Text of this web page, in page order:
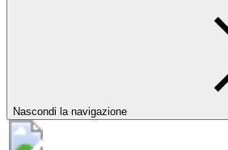
Nascondi la navigazione